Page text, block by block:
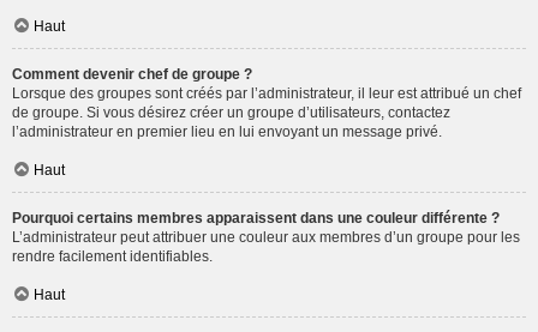
Haut
Comment devenir chef de groupe ?
Lorsque des groupes sont créés par l’administrateur, il leur est attribué un chef
de groupe. Si vous désirez créer un groupe d’utilisateurs, contactez
l’administrateur en premier lieu en lui envoyant un message privé.
Haut
Pourquoi certains membres apparaissent dans une couleur différente ?
L’administrateur peut attribuer une couleur aux membres d’un groupe pour les
rendre facilement identifiables.
Haut